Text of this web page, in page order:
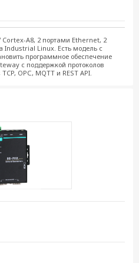
A8, 2 портами Ethernet, 2
Industrial Linux. Есть модель с
программное обеспечение
с поддержкой протоколов
OPС, MQTT и REST API.